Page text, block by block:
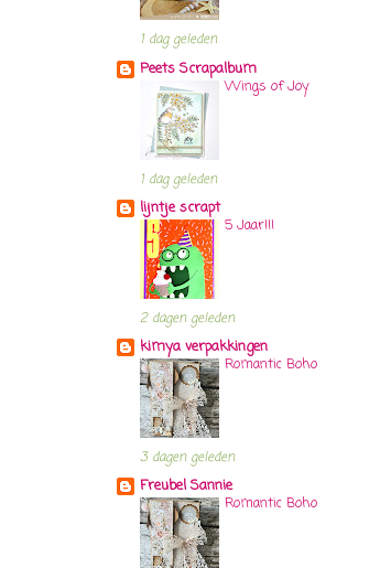
1 dag geleden
Peets Scrapalbum
Wings of Joy
1 dag geleden
lijntje scrapt
5 Jaar!!!
2 dagen geleden
kimya verpakkingen
Romantic Boho
3 dagen geleden
Freubel Sannie
Romantic Boho